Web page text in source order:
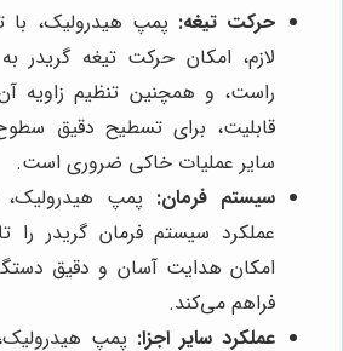
حرکت تیغه: پمپ هیدرولیک، با
لازم، امکان حرکت تیغه گریدر
راست، و همچنین تنظیم زاویه
قابلیت، برای تسطیح دقیق
سایر عملیات خاکی ضروری است.
سیستم فرمان: پمپ هیدرولیک،
عملکرد سیستم فرمان گریدر را
امکان هدایت آسان و دقیق
فراهم می‌کند.
عملکرد سایر اجزا: پمپ